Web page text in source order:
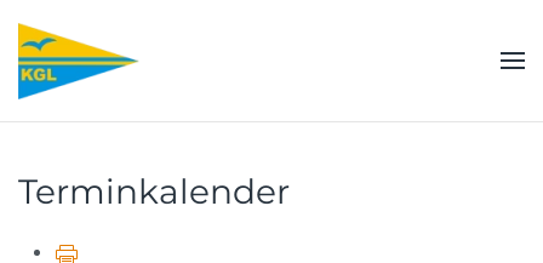
Zum Hauptinhalt springen
Terminkalender